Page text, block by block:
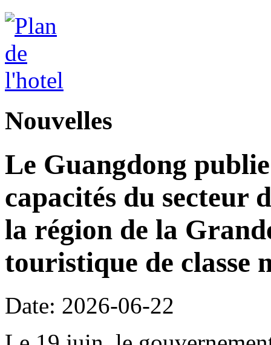
Nouvelles
Le Guangdong
capacités du secteur
la région de la
touristique de classe
Date: 2026-06-22